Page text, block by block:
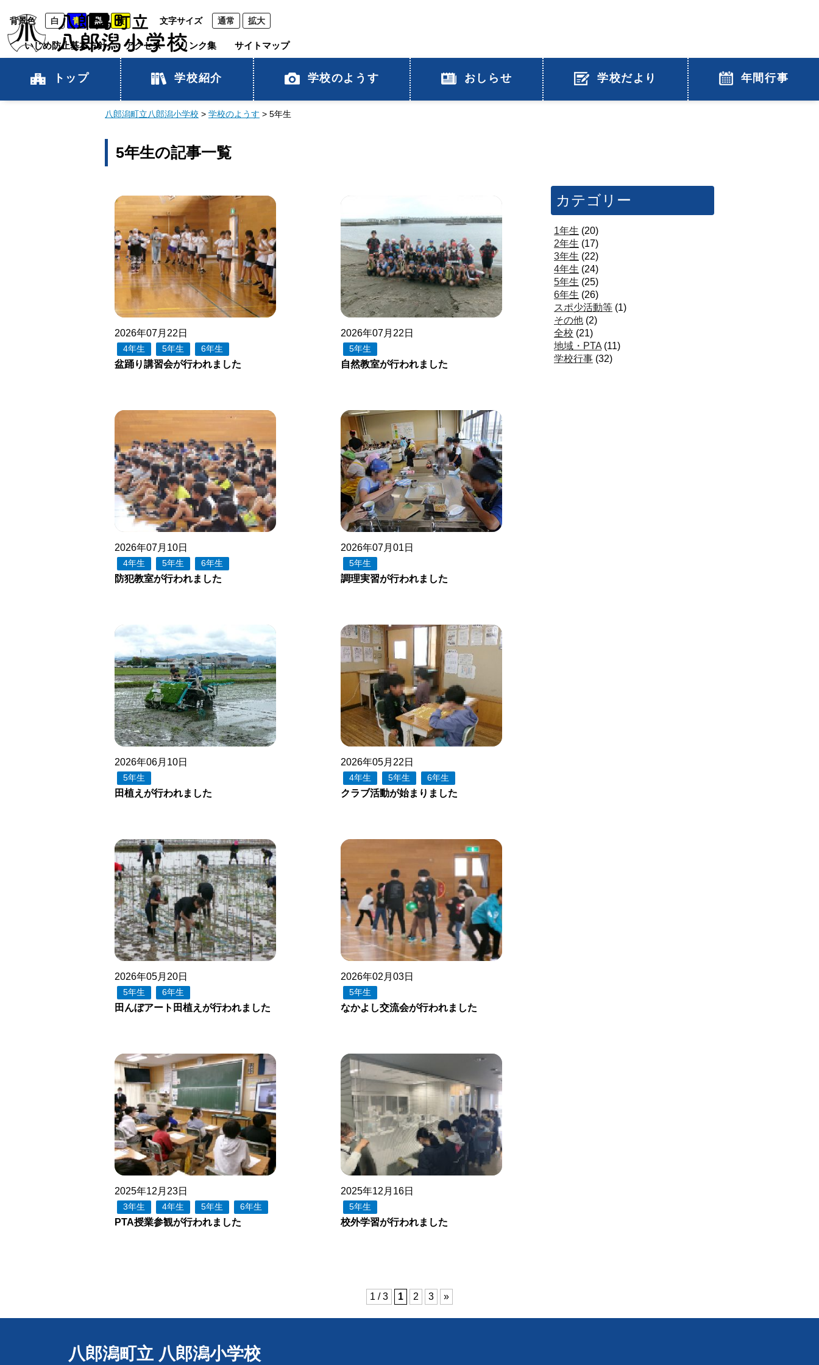
背景色 白 青 黒 黄 文字サイズ 通常 拡大
いじめ防止基本方針 アクセス リンク集 サイトマップ
トップ 学校紹介 学校のようす おしらせ 学校だより 年間行事
八郎潟町立八郎潟小学校 > 学校のようす > 5年生
5年生の記事一覧
2026年07月22日
4年生 5年生 6年生
盆踊り講習会が行われました
2026年07月22日
5年生
自然教室が行われました
2026年07月10日
4年生 5年生 6年生
防犯教室が行われました
2026年07月01日
5年生
調理実習が行われました
2026年06月10日
5年生
田植えが行われました
2026年05月22日
4年生 5年生 6年生
クラブ活動が始まりました
2026年05月20日
5年生 6年生
田んぼアート田植えが行われました
2026年02月03日
5年生
なかよし交流会が行われました
2025年12月23日
3年生 4年生 5年生 6年生
PTA授業参観が行われました
2025年12月16日
5年生
校外学習が行われました
カテゴリー
1年生 (20)
2年生 (17)
3年生 (22)
4年生 (24)
5年生 (25)
6年生 (26)
スポ少活動等 (1)
その他 (2)
全校 (21)
地域・PTA (11)
学校行事 (32)
1 / 3 1 2 3 »
八郎潟町立 八郎潟小学校